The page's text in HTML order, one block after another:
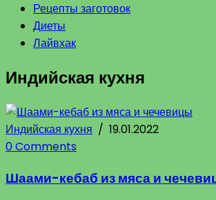
Рецепты заготовок
Диеты
Лайвхак
Индийская кухня
Индийская кухня / 19.01.2022
0 Comments
Шаами-кебаб из мяса и